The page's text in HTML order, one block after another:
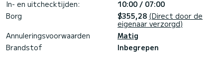
1200$ per nacht 3 personen 1400$ per nacht 4 personen
1600$ per nacht 5 personen 1800$ per nacht 6 personen
2000$ per nacht 7 personen 2200$ per nacht 8 personen
2400$ per nacht Dagcharter 150 usd per persoon (minimaal
1500 usd), maximaal 30 personen voor Dagcharter. Deze
prijs is all-inclusive met kapitein, brandstof en
eindschoonmaak aan boord aangeboden! Belasting en
In- en uitchecktijden:
10:00 / 07:00
Borg
$355,28 (Direct door de
eigenaar verzorgd)
Annuleringsvoorwaarden
Matig
Brandstof
Inbegrepen